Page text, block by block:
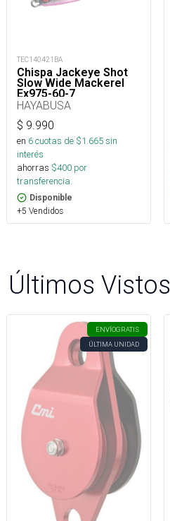
TEC140421BA
Chispa Jackeye Shot
Slow Wide Mackerel
Ex975-60-7_
HAYABUSA
$ 9.990
en 6cuotas de $1.665sin
interés
ahorras $400 por
transferencia.
Disponible
+5 Vendidos
Últimos Vistos
ENVÍOGRATIS
ÚLTIMA UNIDAD